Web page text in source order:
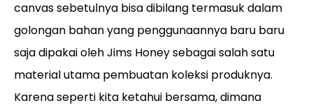
canvas sebetulnya bisa dibilang termasuk dalam
golongan bahan yang penggunaannya baru baru
saja dipakai oleh Jims Honey sebagai salah satu
material utama pembuatan koleksi produknya.
Karena seperti kita ketahui bersama, dimana